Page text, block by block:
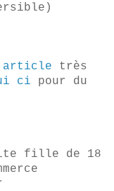
article très
ci pour d u
fille de 18